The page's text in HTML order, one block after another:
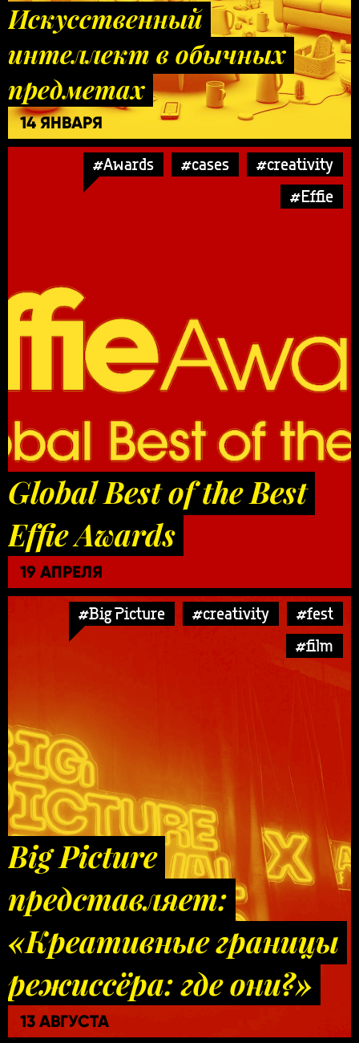
Искусственный
интеллект в обычных
предметах
14 ЯНВАРЯ
#Awards #cases
#creativity
#Effie
Global Best of the Best
Effie Awards
19 АПРЕЛЯ
#Big Picture #creativity
#fest
#film
Big Picture
представляет:
«Креативные границы
режиссёра: где они?»
13 АВГУСТА